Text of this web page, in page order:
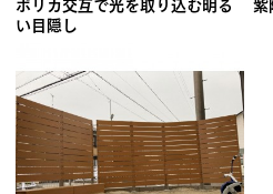
い目隠し